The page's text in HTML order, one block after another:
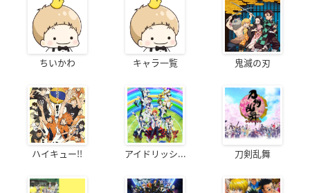
ちいかわ キャラ一覧 鬼滅の刃
ハイキュー!! アイドリッシ... 刀剣乱舞